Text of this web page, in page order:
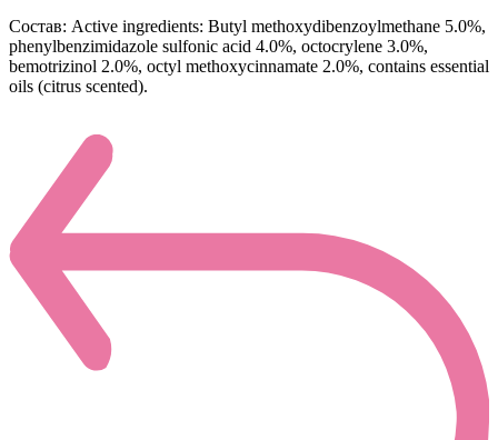
Состав: Active ingredients: Butyl methoxydibenzoylmethane 5.0%,
phenylbenzimidazole sulfonic acid 4.0%, octocrylene 3.0%,
bemotrizinol 2.0%, octyl methoxycinnamate 2.0%, contains essential
oils (citrus scented).